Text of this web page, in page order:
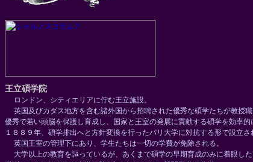
王立碩学院
ロンドン、シティエリアに佇む王立施設。
英国及びカダス地方を含む諸外国から招聘された優秀な碩学たちが教授職
優秀で若い頭脳を保護し育成し、国家と王室の発展に貢献する碩学を効率的
１８８９年、碩学排出へと方針変換を行ったパリ大学に対抗する形で設立さ
英国王室の管理下にあり、学生たちは一切の学費が免除される。
大学以上の教育を謳っているが、あくまで碩学の早期育成のみに着眼した